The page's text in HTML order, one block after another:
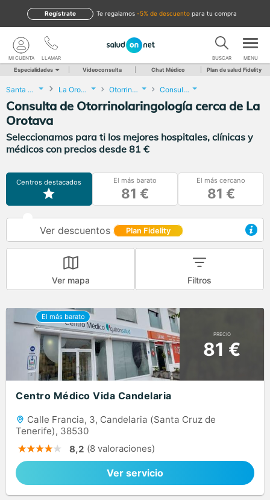
te regalamos -5% de descuento para tu compra
Regístrate
LLAMAR
MI CUENTA BUSCAR MENU
Especialidades Videoconsulta Chat Médico Plan de salud Fidelity
Santa Cruz de Tenerife La Orotava Otorrinolaringología Consulta de Otorrinolaringología
Consulta de Otorrinolaringología cerca de La
Orotava
Seleccionamos para ti los mejores hospitales, clínicas y
médicos con precios desde 81 €
Centros destacados El más barato
81 €
El más cercano
81 €
Ver descuentos Plan Fidelity
Ver mapa Filtros
PRECIO
81 €
Centro Médico Vida Candelaria
Calle Francia, 3, Candelaria (Santa Cruz de
Tenerife), 38530
8,2 (8 valoraciones)
Ver servicio